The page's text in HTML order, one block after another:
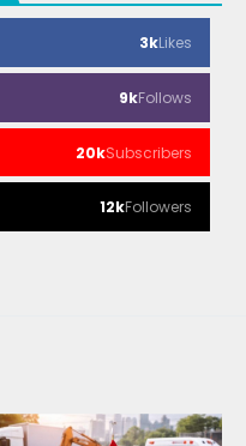
3kLikes
9kFollows
20kSubscribers
12kFollowers